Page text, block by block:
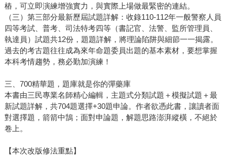
樁，可立即演練增強實力，與實際上場做最緊密的連結。
（三）第三部分最新歷屆試題詳解：收錄110-112年一般警察人員
四等考試、普考、司法特考四等（書記官、法警、監所管理員、
執達員）試題共12份，題題詳解，將理論陷阱與細節一一揭露。
過去的考古題往往成為來年命題委員出題的基本素材，要想掌握
本科考情趨勢，務必勤加演練！
三、700精華題，題庫就是你的彈藥庫
本書由三民專業名師精心編輯，主題式分類試題＋模擬試題＋最
新試題詳解，共704題選擇+30題申論。作者欲憑此書，讓讀者面
對選擇題，箭箭中鵠；面對申論題，解題思路澎湃縱橫，不絕於
卷上。
【本次改版修法重點】